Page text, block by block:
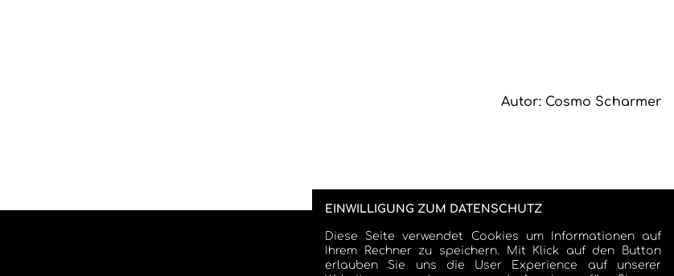
Autor: Cosmo Scharmer
EINWILLIGUNG ZUM DATENSCHUTZ
Diese Seite verwendet Cookies um Informationen auf
Ihrem Rechner zu speichern. Mit Klick auf den Button
erlauben Sie uns die User Experience auf unserer